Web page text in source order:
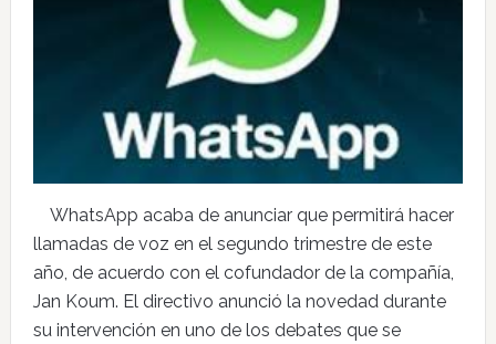
WhatsApp acaba de anunciar que permitirá hacer
llamadas de voz en el segundo trimestre de este
año, de acuerdo con el cofundador de la compañía,
Jan Koum. El directivo anunció la novedad durante
su intervención en uno de los debates que se